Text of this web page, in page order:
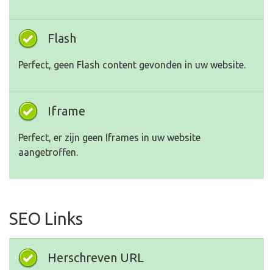
Flash
Perfect, geen Flash content gevonden in uw website.
Iframe
Perfect, er zijn geen Iframes in uw website
aangetroffen.
SEO Links
Herschreven URL